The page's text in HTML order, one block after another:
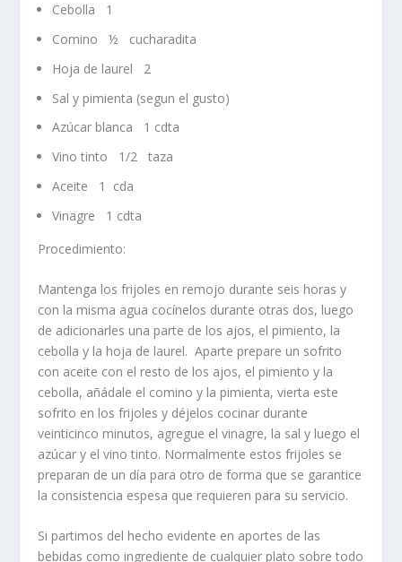
Cebolla
1
Comino
½
cucharadita
Hoja de laurel
2
Sal y pimienta (segun el gusto)
Azúcar blanca
1 cdta
Vino tinto
1/2
taza
Aceite
1
cda
Vinagre
1 cdta
Procedimiento:
Mantenga los frijoles en remojo durante seis horas y
con la misma agua cocínelos durante otras dos, luego
de adicionarles una parte de los ajos, el pimiento, la
cebolla y la hoja de laurel. Aparte prepare un sofrito
con aceite con el resto de los ajos, el pimiento y la
cebolla, añádale el comino y la pimienta, vierta este
sofrito en los frijoles y déjelos cocinar durante
veinticinco minutos, agregue el vinagre, la sal y luego el
azúcar y el vino tinto. Normalmente estos frijoles se
preparan de un día para otro de forma que se garantice
la consistencia espesa que requieren para su servicio.
Si partimos del hecho evidente en aportes de las
bebidas como ingrediente de cualquier plato sobre todo